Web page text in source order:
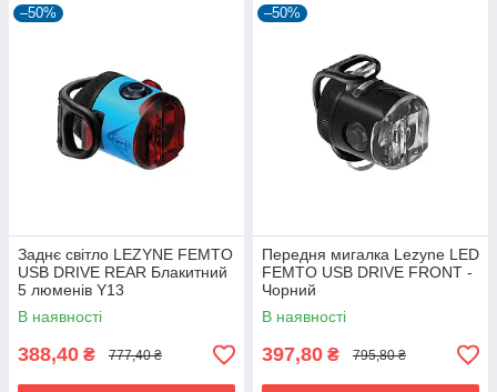
–50%
Заднє світло LEZYNE FEMTO
USB DRIVE REAR Блакитний
5 люменів Y13
В наявності
388,40 ₴ 777,40 ₴
–50%
Передня мигалка Lezyne LED
FEMTO USB DRIVE FRONT -
Чорний
В наявності
397,80 ₴ 795,80 ₴